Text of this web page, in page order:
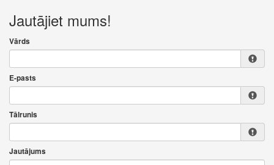
Jautājiet mums!
Vārds
E-pasts
Tālrunis
Jautājums